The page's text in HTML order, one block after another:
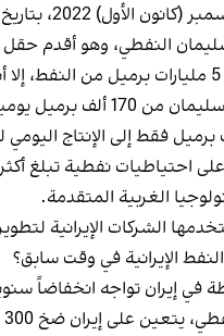
التنقيب عن النفط واستخراجه.
أقدم حقل نفط في إيران. بدأ إنتاج
برميل يوميا عام 2023.
الغربية المتقدمة.
الشركات الإيرانية
الإيرانية في وقت سابق؟